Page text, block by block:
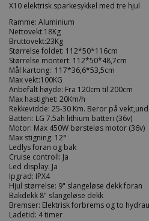
X10 elektrisk sparkesykkel med tre hjul
Ramme: Aluminium
Nettovekt:18Kg
Bruttovekt:23Kg
Størrelse foldet: 112*50*116cm
Størrelse montert: 112*50*48,7cm
Mål kartong: 117*36,6*53,5cm
Max vekt:100KG
Anbefalt høyde: Fra 120cm til 200cm
Max hastighet: 20Km/h
Rekkevidde: 25-30 Km. Beror på
Batteri: LG 7.5ah lithium batteri (36v)
Motor: Max 450W børsteløs motor (36v)
Max stigning: 12°
Ledlys foran og bak
Cruise controll: Ja
Led display: Ja
Ipgrad: IPX4
Hjul størrelse: 9" slangeløse dekk foran
Bakdekk 8" slangeløse dekk
Bremser: Elektrisk forbrems og to
Ladetid: 4 timer